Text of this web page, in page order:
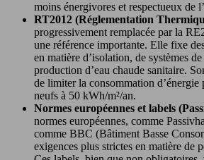
moins énergivores et respectueux de
RT2012 (Réglementation
progressivement remplacée par la
une référence importante. Elle fixe
en matière d’isolation, de systèmes
production d’eau chaude sanitaire.
de limiter la consommation d’énergie
neufs à 50 kWh/m²/an.
Normes européennes et labels
normes européennes, comme
comme BBC (Bâtiment Basse
exigences plus strictes en matière de